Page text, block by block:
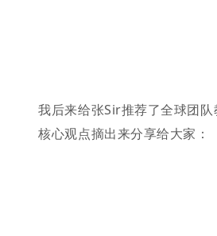
我后来给张Sir推荐了全球团
核心观点摘出来分享给大家：